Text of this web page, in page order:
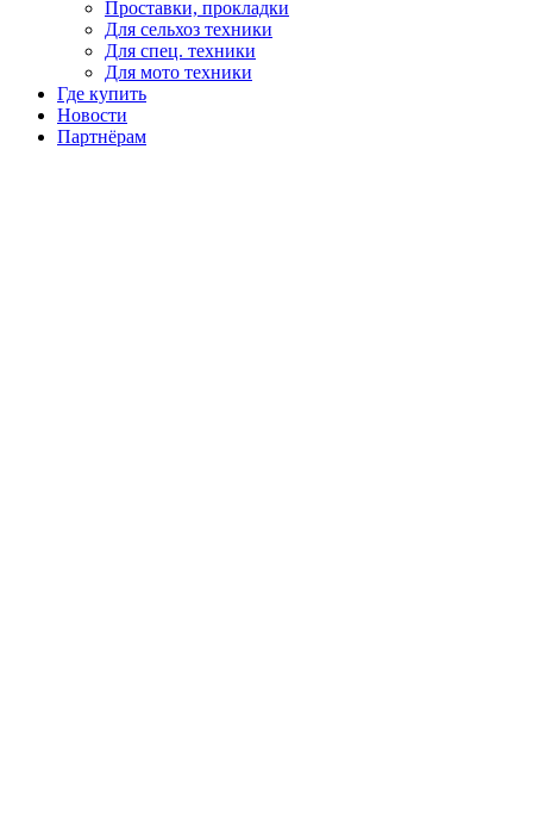
Проставки, прокладки
Для сельхоз техники
Для спец. техники
Для мото техники
Где купить
Новости
Партнёрам